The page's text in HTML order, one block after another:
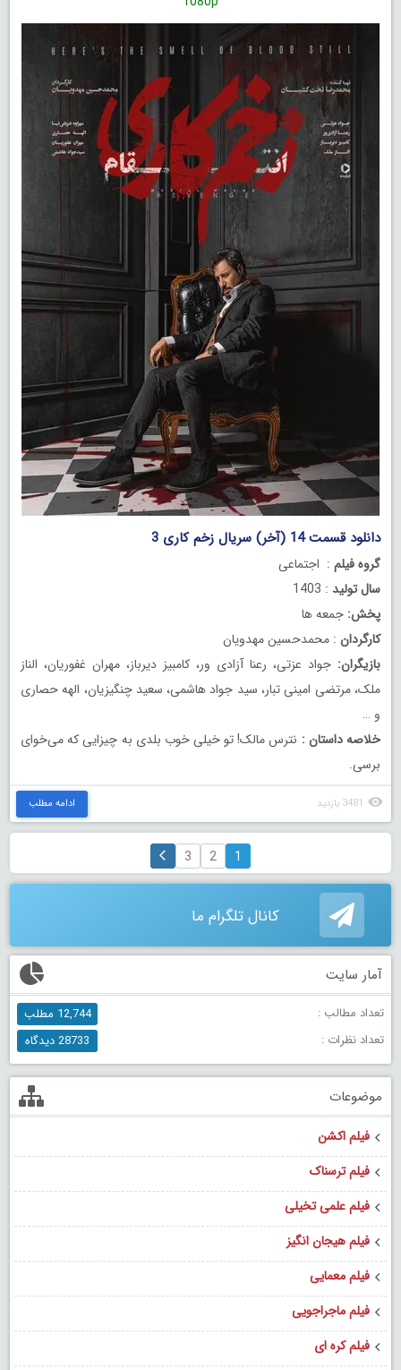
دانلود قسمت 14 (آخر) سریال زخم کاری 3
گروه فیلم : اجتماعی
سال تولید : 1403
پخش: جمعه ها
کارگردان : محمدحسین مهدویان
بازیگران: جواد عزتی، رعنا آزادی ور، کامبیز دیرباز، مهران غفوریان، الناز
ملک، مرتضی امینی تبار، سید جواد هاشمی، سعید چنگیزیان، الهه حصاری
و …
خلاصه داستان : نترس مالک! تو خیلی خوب بلدی به چیزایی که می‌خوای
برسی.
3481 بازدید ادامه مطلب
1
2
3
کانال تلگرام ما
آمار سایت
تعداد مطالب :
12,744 مطلب
تعداد نظرات :
28733 دیدگاه
موضوعات
فیلم اکشن
فیلم ترسناک
فیلم علمی تخیلی
فیلم هیجان انگیز
فیلم معمایی
فیلم ماجراجویی
فیلم کره ای